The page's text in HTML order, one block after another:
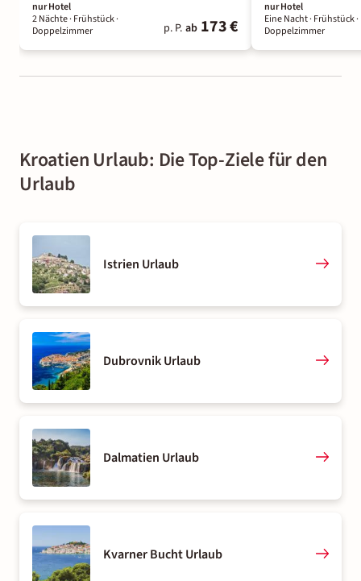
nur Hotel
2 Nächte· Frühstück·
Doppelzimmer
p. P. ab 173 €
nur Hotel
Eine Nacht· Frühstück·
Doppelzimmer
Kroatien Urlaub: Die Top-Ziele für den
Urlaub
Istrien Urlaub
Dubrovnik Urlaub
Dalmatien Urlaub
Kvarner Bucht Urlaub